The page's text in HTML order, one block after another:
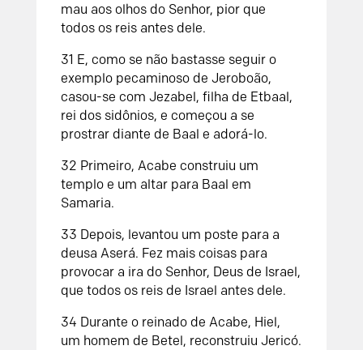
mau aos olhos do Senhor, pior que
todos os reis antes dele.
31 E, como se não bastasse seguir o
exemplo pecaminoso de Jeroboão,
casou-se com Jezabel, filha de Etbaal,
rei dos sidônios, e começou a se
prostrar diante de Baal e adorá-lo.
32 Primeiro, Acabe construiu um
templo e um altar para Baal em
Samaria.
33 Depois, levantou um poste para a
deusa Aserá. Fez mais coisas para
provocar a ira do Senhor, Deus de Israel,
que todos os reis de Israel antes dele.
34 Durante o reinado de Acabe, Hiel,
um homem de Betel, reconstruiu Jericó.